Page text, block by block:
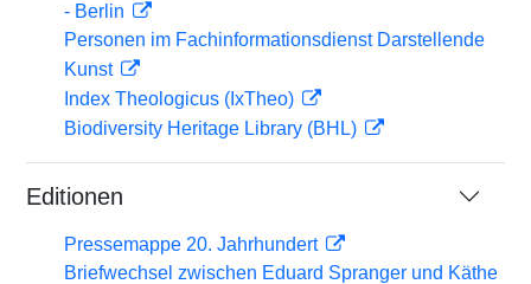
- Berlin
Personen im Fachinformationsdienst Darstellende
Kunst
Index Theologicus (IxTheo)
Biodiversity Heritage Library (BHL)
Editionen
Pressemappe 20. Jahrhundert
Briefwechsel zwischen Eduard Spranger und Käthe